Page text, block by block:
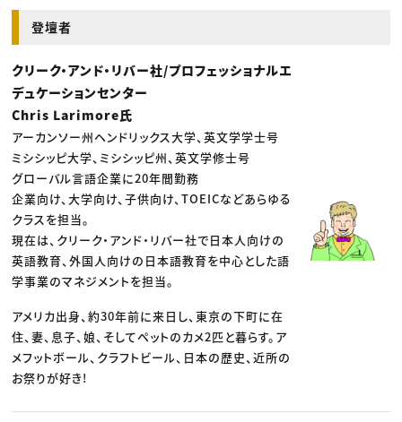
登壇者
クリーク・アンド・リバー社/プロフェッショナルエ
デュケーションセンター
Chris Larimore氏
アーカンソー州ヘンドリックス大学、英文学学士号
ミシシッピ大学、ミシシッピ州、英文学修士号
グローバル言語企業に20年間勤務
企業向け、大学向け、子供向け、TOEICなどあらゆる
クラスを担当。
現在は、クリーク・アンド・リバー社で日本人向けの
英語教育、外国人向けの日本語教育を中心とした語
学事業のマネジメントを担当。
アメリカ出身、約30年前に来日し、東京の下町に在
住、妻、息子、娘、そしてペットのカメ2匹と暮らす。ア
メフットボール、クラフトビール、日本の歴史、近所の
お祭りが好き!